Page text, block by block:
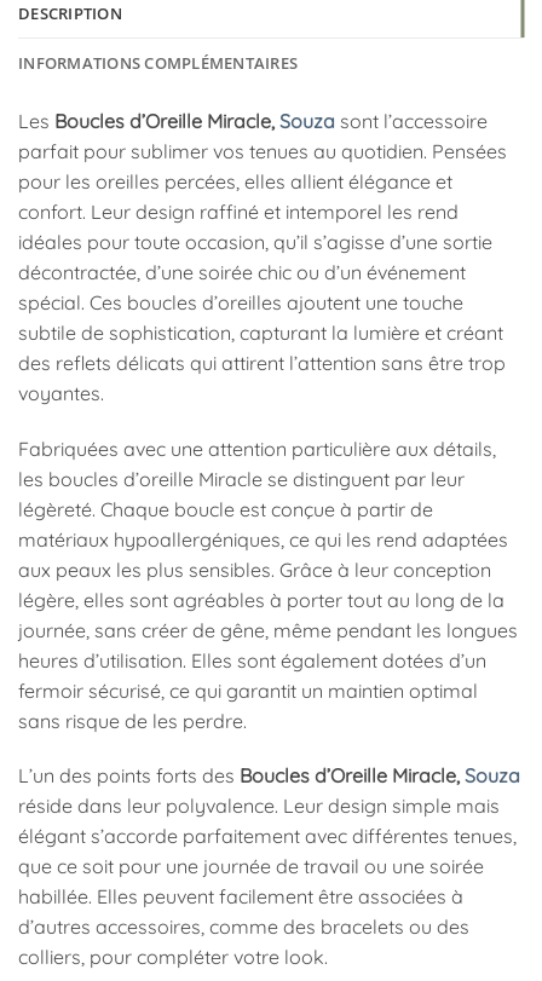
DESCRIPTION
INFORMATIONS COMPLÉMENTAIRES
Les Boucles d’Oreille Miracle, Souza sont l’accessoire
parfait pour sublimer vos tenues au quotidien. Pensées
pour les oreilles percées, elles allient élégance et
confort. Leur design raffiné et intemporel les rend
idéales pour toute occasion, qu’il s’agisse d’une sortie
décontractée, d’une soirée chic ou d’un événement
spécial. Ces boucles d’oreilles ajoutent une touche
subtile de sophistication, capturant la lumière et créant
des reflets délicats qui attirent l’attention sans être trop
voyantes.
Fabriquées avec une attention particulière aux détails,
les boucles d’oreille Miracle se distinguent par leur
légèreté. Chaque boucle est conçue à partir de
matériaux hypoallergéniques, ce qui les rend adaptées
aux peaux les plus sensibles. Grâce à leur conception
légère, elles sont agréables à porter tout au long de la
journée, sans créer de gêne, même pendant les longues
heures d’utilisation. Elles sont également dotées d’un
fermoir sécurisé, ce qui garantit un maintien optimal
sans risque de les perdre.
L’un des points forts des Boucles d’Oreille Miracle,Souza
réside dans leur polyvalence. Leur design simple mais
élégant s’accorde parfaitement avec différentes tenues,
que ce soit pour une journée de travail ou une soirée
habillée. Elles peuvent facilement être associées à
d’autres accessoires, comme des bracelets ou des
colliers, pour compléter votre look.